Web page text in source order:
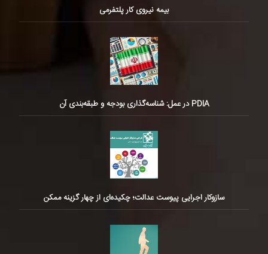
بیمه نیروی کار پلتفرمی
PDIA در عمل: شناسه‌گذاری بودجه و طبقه‌بندی آن
سازوکار اجرایی پیوست عدالت؛ چکیده‌ای از چهار گزینه ممکن